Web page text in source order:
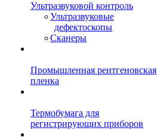
Ультразвуковой контроль
Ультразвуковые
дефектоскопы
Сканеры
Промышленная рентгеновская
пленка
Термобумага для
регистрирующих приборов